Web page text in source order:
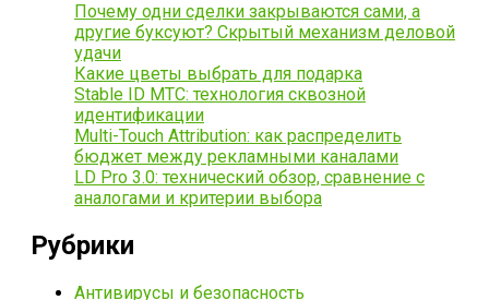
Почему одни сделки закрываются сами, а
другие буксуют? Скрытый механизм деловой
удачи
Какие цветы выбрать для подарка
Stable ID МТС: технология сквозной
идентификации
Multi-Touch Attribution: как распределить
бюджет между рекламными каналами
LD Pro 3.0: технический обзор, сравнение с
аналогами и критерии выбора
Рубрики
Антивирусы и безопасность